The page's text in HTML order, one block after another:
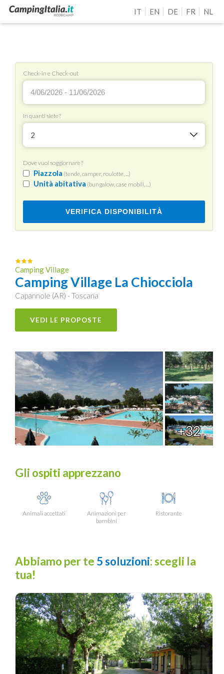
IT EN DE FR NL
Check-in e Check-out
In quanti siete?
2
Dove vuoi soggiornare?
Piazzola (tende, camper, roulotte, ...)
Unità abitativa (bungalow, case mobili, ...)
VERIFICA DISPONIBILITÀ
Camping Village
Camping Village La Chiocciola
Capannole (AR) - Toscana
VEDI LE PROPOSTE
+32
Gli ospiti apprezzano
Animali accettati
Animazioni per
bambini
Ristorante
Abbiamo per te 5 soluzioni: scegli la
tua!